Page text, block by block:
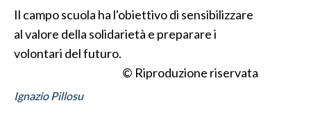
PUBBLICITÀ
SPIAGGE
STORE
Il campo scuola ha l'obiettivo di sensibilizzare
al valore della solidarietà e preparare i
volontari del futuro.
© Riproduzione riservata
Ignazio Pillosu